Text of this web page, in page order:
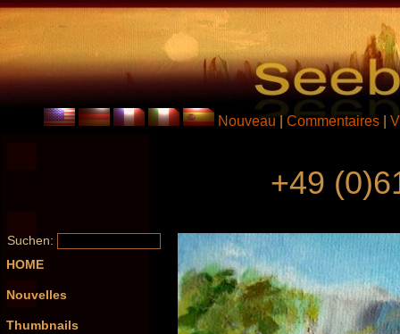
Nouveau Commentaires
+49
Suchen:
HOME
Nouvelles
Thumbnails